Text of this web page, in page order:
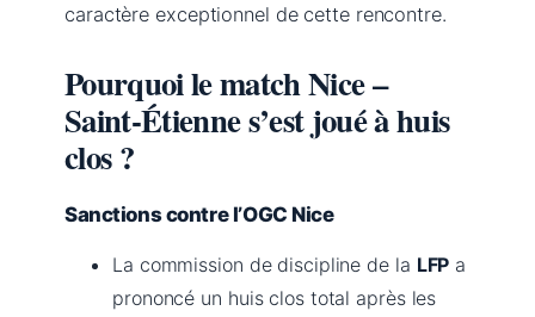
caractère exceptionnel de cette rencontre.
Pourquoi le match Nice –
Saint-Étienne s’est joué à huis
clos ?
Sanctions contre l’OGC Nice
La commission de discipline de la LFP a
prononcé un huis clos total après les